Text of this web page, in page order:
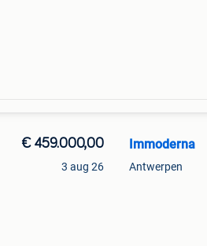
€ 459.000,00
3 aug 26
Immoderna
Antwerpen